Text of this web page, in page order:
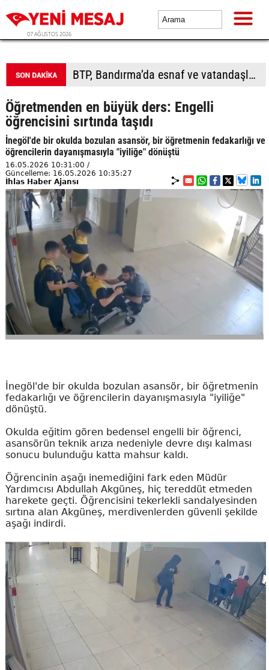
07 AĞUSTOS 2026
BTP, Bandırma’da esnaf ve vatandaşla buluştu
Öğretmenden en büyük ders: Engelli
öğrencisini sırtında taşıdı
İnegöl'de bir okulda bozulan asansör, bir öğretmenin fedakarlığı ve
öğrencilerin dayanışmasıyla "iyiliğe" dönüştü
16.05.2026 10:31:00 /
Güncelleme: 16.05.2026 10:35:27
İhlas Haber Ajansı
İnegöl'de bir okulda bozulan asansör, bir öğretmenin
fedakarlığı ve öğrencilerin dayanışmasıyla "iyiliğe"
dönüştü.
Okulda eğitim gören bedensel engelli bir öğrenci,
asansörün teknik arıza nedeniyle devre dışı kalması
sonucu bulunduğu katta mahsur kaldı.
Öğrencinin aşağı inemediğini fark eden Müdür
Yardımcısı Abdullah Akgüneş, hiç tereddüt etmeden
harekete geçti. Öğrencisini tekerlekli sandalyesinden
sırtına alan Akgüneş, merdivenlerden güvenli şekilde
aşağı indirdi.